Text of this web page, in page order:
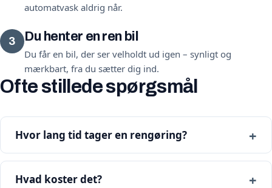
automatvask aldrig når.
3 Du henter en ren bil
Du får en bil, der ser velholdt ud igen – synligt og
mærkbart, fra du sætter dig ind.
Ofte stillede spørgsmål
Hvor lang tid tager en rengøring?
Hvad koster det?